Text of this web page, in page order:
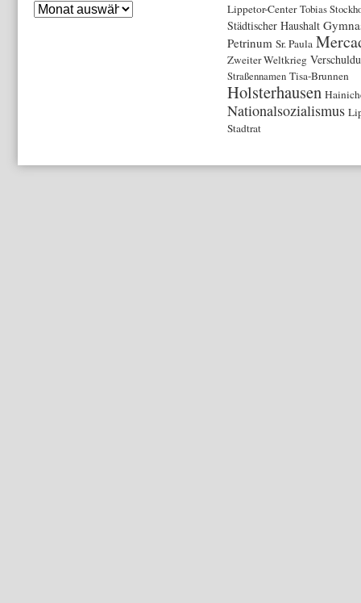
Lippetor-Center Tobias
Städtischer Haushalt
Petrinum Sr. Paula
Zweiter Weltkrieg
Straßennamen Tisa-Brunnen
Holsterhausen
Nationalsozialismus
Stadtrat